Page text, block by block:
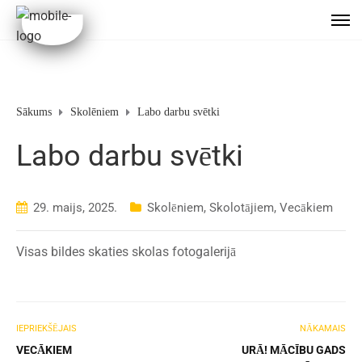
Sākums Skolēniem Labo darbu svētki
Labo darbu svētki
29. maijs, 2025. Skolēniem, Skolotājiem, Vecākiem
Visas bildes skaties skolas fotogalerijā
IEPRIEKŠĒJAIS
VECĀKIEM
NĀKAMAIS
URĀ! MĀCĪBU GADS